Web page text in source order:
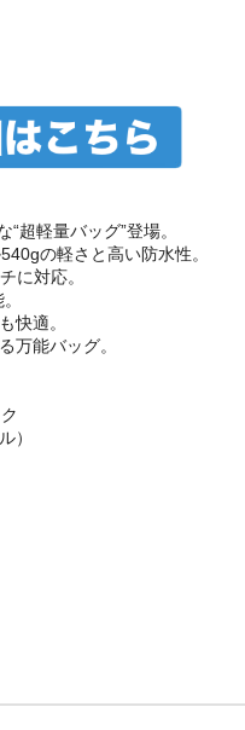
超軽量バッグ”登場。
の軽さと高い防水性。
に対応。
快適。
万能バッグ。
）